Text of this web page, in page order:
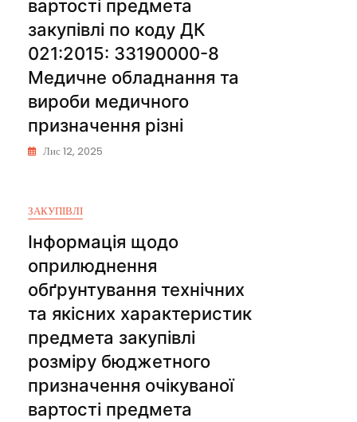
вартості предмета
закупівлі по коду ДК
021:2015: 33190000-8
Медичне обладнання та
вироби медичного
призначення різні
Лис 12, 2025
ЗАКУПІВЛІ
Інформація щодо
оприлюднення
обґрунтування технічних
та якісних характеристик
предмета закупівлі
розміру бюджетного
призначення очікуваної
вартості предмета